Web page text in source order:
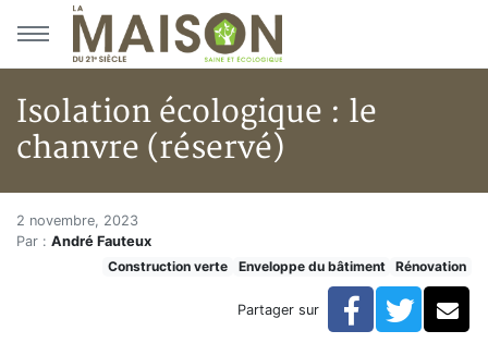
Aller au menu principal
Aller au contenu principal
Isolation écologique : le
chanvre (réservé)
Accueil
Articles
Construction verte
Isolation écologique : le chanvre (réservé)
Isolation écologique : le
2 novembre, 2023
Par : André Fauteux
Construction verte
Enveloppe du bâtiment Rénovation
Partager sur Facebook